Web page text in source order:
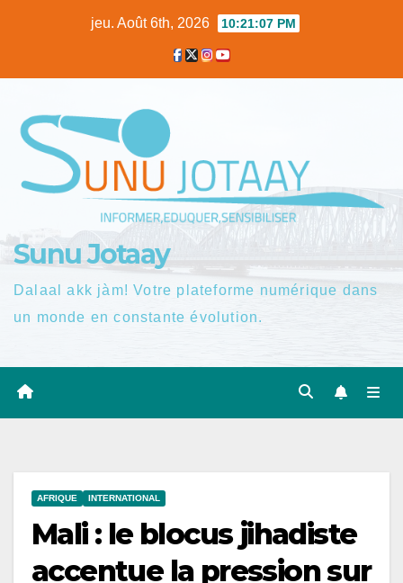
jeu. Août 6th, 2026 10:21:08 PM
Sunu Jotaay
Dalaal akk jàm! Votre plateforme numérique dans
un monde en constante évolution.
AFRIQUE INTERNATIONAL
Mali : le blocus jihadiste
accentue la pression sur